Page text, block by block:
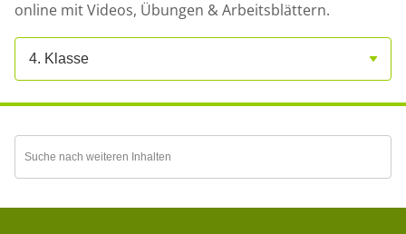
online mit Videos, Übungen & Arbeitsblättern.
4. Klasse